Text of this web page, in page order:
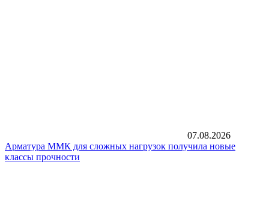
07.08.2026
Арматура ММК для сложных нагрузок получила новые
классы прочности